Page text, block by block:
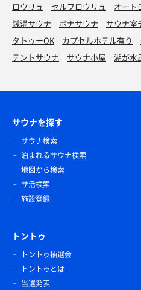
ロウリュ セルフロウリュ オート
銭湯サウナ
ボナサウナ サウナ室
タトゥーOK
カプセルホテル有り
テントサウナ
サウナ小屋 湖が水
サウナを探す
サウナ検索
泊まれるサウナ検索
地図から検索
サ活検索
施設登録
トントゥ
トントゥ抽選会
トントゥとは
当選発表